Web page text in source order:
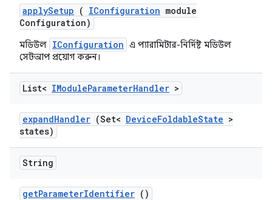
applySetup ( IConfiguration module
Configuration)
মডিউল IConfiguration এ প্যারামিটার-নির্দিষ্ট মডিউল
সেটআপ প্রয়োগ করুন।
List< IModuleParameterHandler >
expandHandler (Set< DeviceFoldableState >
states)
String
getParameterIdentifier ()